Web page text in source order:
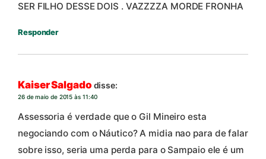
SER FILHO DESSE DOIS . VAZZZZA MORDE FRONHA
Responder
Kaiser Salgado disse:
26 de maio de 2015 às 11:40
Assessoria é verdade que o Gil Mineiro esta
negociando com o Náutico? A midia nao para de falar
sobre isso, seria uma perda para o Sampaio ele é um